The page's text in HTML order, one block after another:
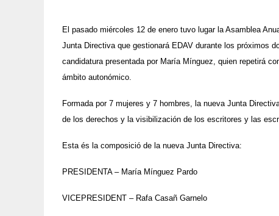
El pasado miércoles 12 de enero tuvo lugar la Asamblea
Junta Directiva que gestionará EDAV durante los próximos
candidatura presentada por María Mínguez, quien repetirá
ámbito autonómico.
Formada por 7 mujeres y 7 hombres, la nueva Junta
de los derechos y la visibilización de los escritores y las
Esta és la composició de la nueva Junta Directiva:
PRESIDENTA – María Mínguez Pardo
VICEPRESIDENT – Rafa Casañ Garnelo